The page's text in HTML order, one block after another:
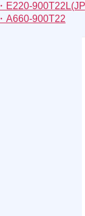
・E220-
・A660-900T22